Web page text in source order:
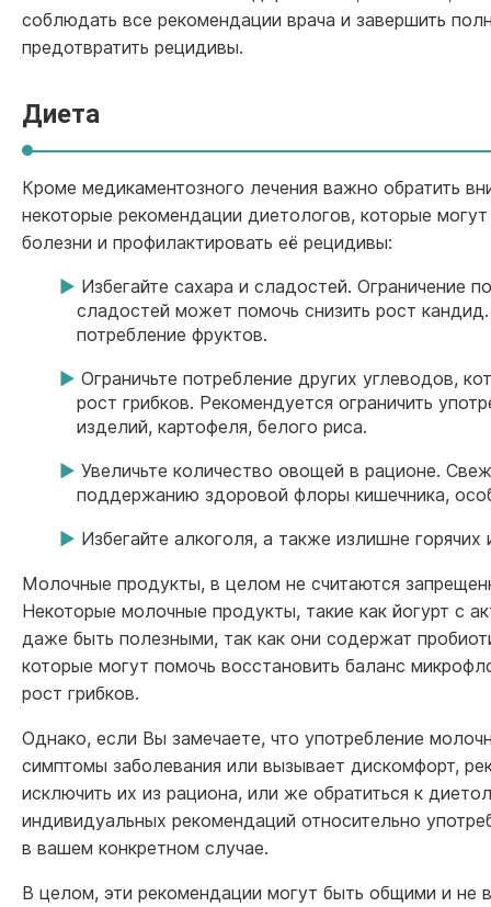
соблюдать все рекомендации врача и завершить
предотвратить рецидивы.
Диета
Кроме медикаментозного лечения важно обратить
некоторые рекомендации диетологов, которые
болезни и профилактировать её рецидивы:
Избегайте сахара и сладостей. Ограничение
сладостей может помочь снизить рост
потребление фруктов.
Ограничьте потребление других углеводов,
рост грибков. Рекомендуется ограничить
изделий, картофеля, белого риса.
Увеличьте количество овощей в рационе.
поддержанию здоровой флоры кишечника,
Избегайте алкоголя, а также излишне
Молочные продукты, в целом не считаются
Некоторые молочные продукты, такие как йогурт с
даже быть полезными, так как они содержат
которые могут помочь восстановить баланс
рост грибков.
Однако, если Вы замечаете, что употребление
симптомы заболевания или вызывает дискомфорт,
исключить их из рациона, или же обратиться к
индивидуальных рекомендаций относительно
в вашем конкретном случае.
В целом, эти рекомендации могут быть общими и не